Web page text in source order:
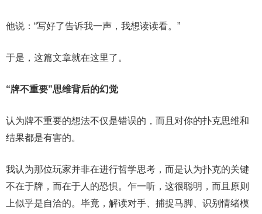
他说：“写好了告诉我一声，我想读读看。”
于是，这篇文章就在这里了。
“牌不重要”思维背后的幻觉
认为牌不重要的想法不仅是错误的，而且对你的扑克思维和
结果都是有害的。
我认为那位玩家并非在进行哲学思考，而是认为扑克的关键
不在于牌，而在于人的恐惧。乍一听，这很聪明，而且原则
上似乎是自洽的。毕竟，解读对手、捕捉马脚、识别情绪模